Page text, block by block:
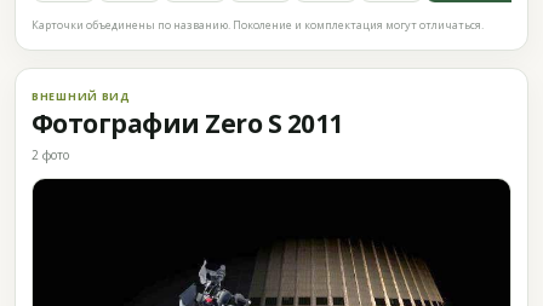
Карточки объединены по названию. Поколение и комплектация могут отличаться.
ВНЕШНИЙ ВИД
Фотографии Zero S 2011
2 фото